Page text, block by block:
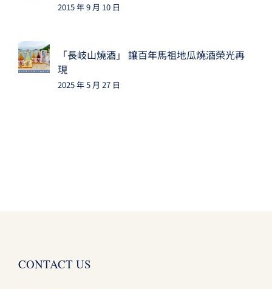
2015 年 9 月 10 日
「長岐山燒酒」 讓百年馬祖地瓜燒酒榮光再
現
2025 年 5 月 27 日
CONTACT US